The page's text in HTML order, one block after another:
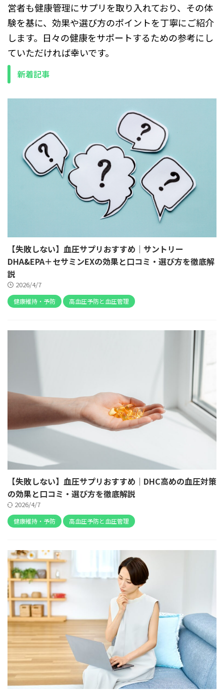
営者も健康管理にサプリを取り入れており、その体
験を基に、効果や選び方のポイントを丁寧にご紹介
します。日々の健康をサポートするための参考にし
ていただければ幸いです。
新着記事
【失敗しない】血圧サプリおすすめ｜サントリー
DHA&EPA＋セサミンEXの効果と口コミ・選び方を徹底解
説
2026/4/7
健康維持・予防 高血圧予防と血圧管理
【失敗しない】血圧サプリおすすめ｜DHC高めの血圧対策
の効果と口コミ・選び方を徹底解説
2026/4/7
健康維持・予防 高血圧予防と血圧管理